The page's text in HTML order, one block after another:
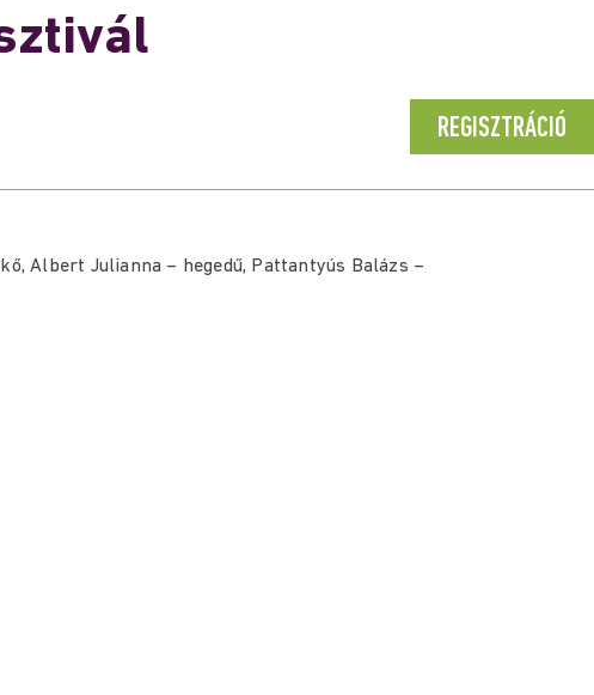
REGISZTRÁCIÓ
Albert Julianna – hegedű, Pattantyús Balázs –